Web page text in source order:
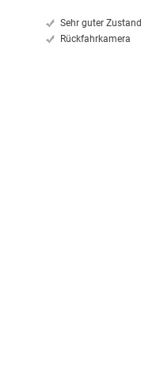
Sehr guter Zustand
Rückfahrkamera